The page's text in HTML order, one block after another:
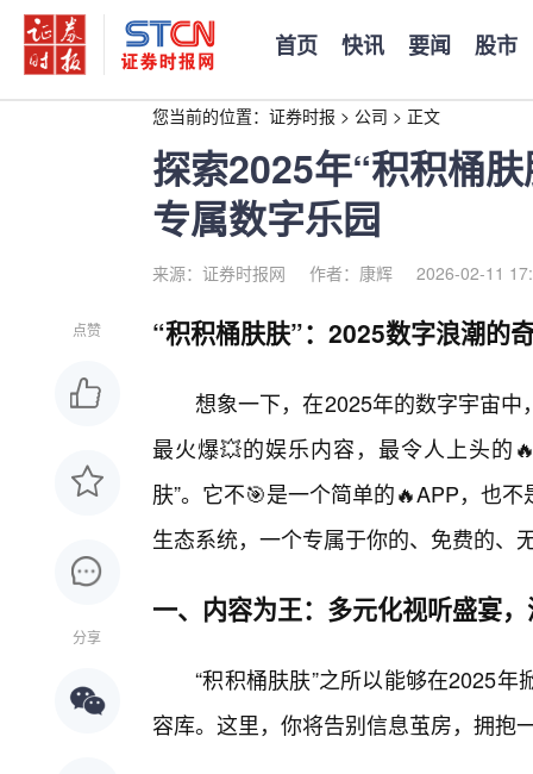
首页 快讯 要闻 股市
您当前的位置： 证券时报 > 公司 > 正文
探索2025年“积积桶
专属数字乐园
来源：证券时报网 作者：康辉 2026-02-11
点赞
分享
“积积桶肤肤”：2025数字浪潮的
想象一下，在2025年的数字宇宙
最火爆💥的娱乐内容，最令人上头的
肤”。它不🎯是一个简单的🔥APP，也
生态系统，一个专属于你的、免费的、
一、内容为王：多元化视听盛宴
“积积桶肤肤”之所以能够在2025
容库。这里，你将告别信息茧房，拥抱